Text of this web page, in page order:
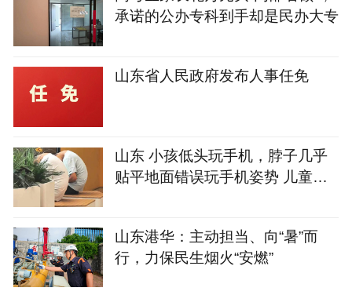
承诺的公办专科到手却是民办大专
山东省人民政府发布人事任免
山东 小孩低头玩手机，脖子几乎
贴平地面错误玩手机姿势 儿童健
山东港华：主动担当、向“暑”而
行，力保民生烟火“安燃”